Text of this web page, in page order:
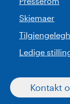
Skjemaer
Ledige
Kontakt